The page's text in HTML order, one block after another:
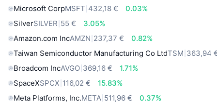
Microsoft CorpMSFT 432,18 €
0.03%
SilverSILVER 55 €
3.05%
Amazon.com IncAMZN 237,37 €
0.82%
Taiwan Semiconductor Manufacturing Co LtdTSM 363,94
Broadcom IncAVGO 369,16 €
1.71%
SpaceXSPCX 116,02 €
15.83%
Meta Platforms, Inc.META 511,96 €
0.37%